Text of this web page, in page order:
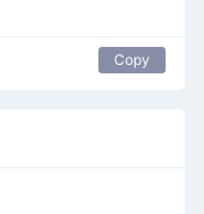
Copy